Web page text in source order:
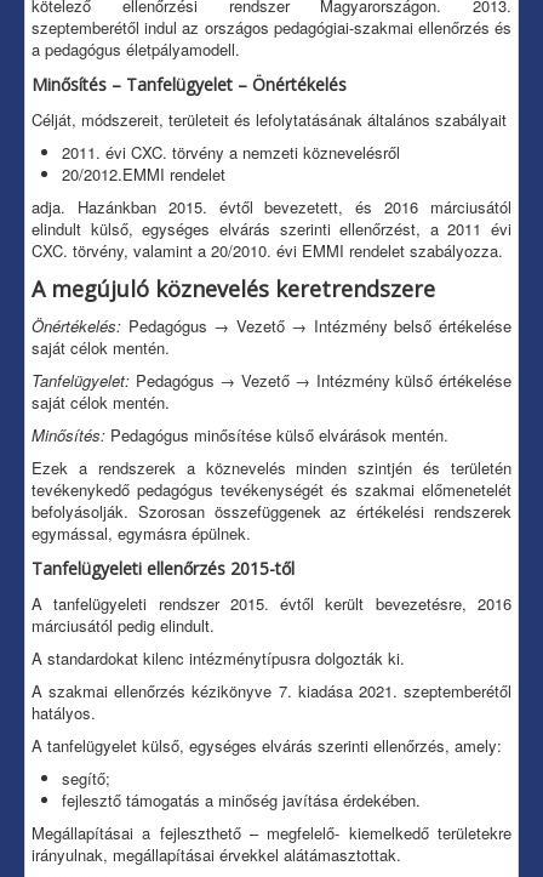
kötelező ellenőrzési rendszer Magyarországon. 2013.
szeptemberétől indul az országos pedagógiai-szakmai ellenőrzés és
a pedagógus életpályamodell.
Minősítés – Tanfelügyelet – Önértékelés
Célját, módszereit, területeit és lefolytatásának általános szabályait
2011. évi CXC. törvény a nemzeti köznevelésről
20/2012.EMMI rendelet
adja. Hazánkban 2015. évtől bevezetett, és 2016 márciusától
elindult külső, egységes elvárás szerinti ellenőrzést, a 2011 évi
CXC. törvény, valamint a 20/2010. évi EMMI rendelet szabályozza.
A megújuló köznevelés keretrendszere
Önértékelés: Pedagógus → Vezető → Intézmény belső értékelése
saját célok mentén.
Tanfelügyelet: Pedagógus → Vezető → Intézmény külső értékelése
saját célok mentén.
Minősítés: Pedagógus minősítése külső elvárások mentén.
Ezek a rendszerek a köznevelés minden szintjén és területén
tevékenykedő pedagógus tevékenységét és szakmai előmenetelét
befolyásolják. Szorosan összefüggenek az értékelési rendszerek
egymással, egymásra épülnek.
Tanfelügyeleti ellenőrzés 2015-től
A tanfelügyeleti rendszer 2015. évtől került bevezetésre, 2016
márciusától pedig elindult.
A standardokat kilenc intézménytípusra dolgozták ki.
A szakmai ellenőrzés kézikönyve 7. kiadása 2021. szeptemberétől
hatályos.
A tanfelügyelet külső, egységes elvárás szerinti ellenőrzés, amely:
segítő;
fejlesztő támogatás a minőség javítása érdekében.
Megállapításai a fejleszthető – megfelelő- kiemelkedő területekre
irányulnak, megállapításai érvekkel alátámasztottak.